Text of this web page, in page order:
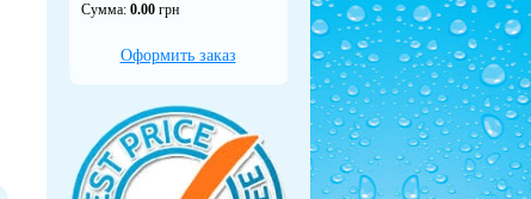
Сумма: 0.00грн
Оформить заказ